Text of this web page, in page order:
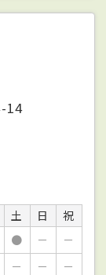
14
土 日
祝
● －
－
－ －
－